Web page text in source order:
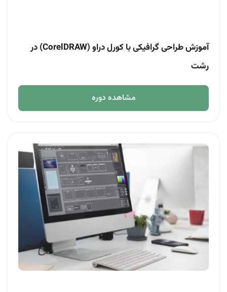
آموزش طراحی گرافیکی با کورل دراو (CorelDRAW) در
رشت
مشاهده دوره